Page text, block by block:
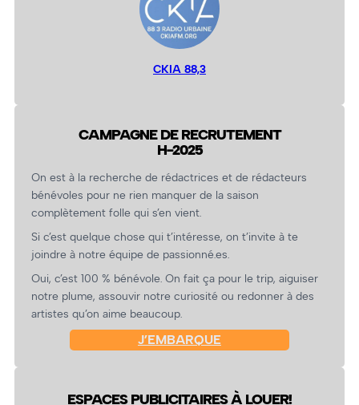
CKIA 88,3
CAMPAGNE DE RECRUTEMENT
H-2025
On est à la recherche de rédactrices et de rédacteurs
bénévoles pour ne rien manquer de la saison
complètement folle qui s’en vient.
Si c’est quelque chose qui t’intéresse, on t’invite à te
joindre à notre équipe de passionné.es.
Oui, c’est 100 % bénévole. On fait ça pour le trip, aiguiser
notre plume, assouvir notre curiosité ou redonner à des
artistes qu’on aime beaucoup.
J’EMBARQUE
ESPACES PUBLICITAIRES À LOUER!